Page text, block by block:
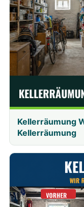
Kellerräumung
Kellerräumung